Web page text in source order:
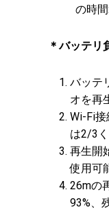
の時
＊バッテリ
バッテ
オを再
Wi-Fi接
は2/3
再生開
使用可
26mの
93%、